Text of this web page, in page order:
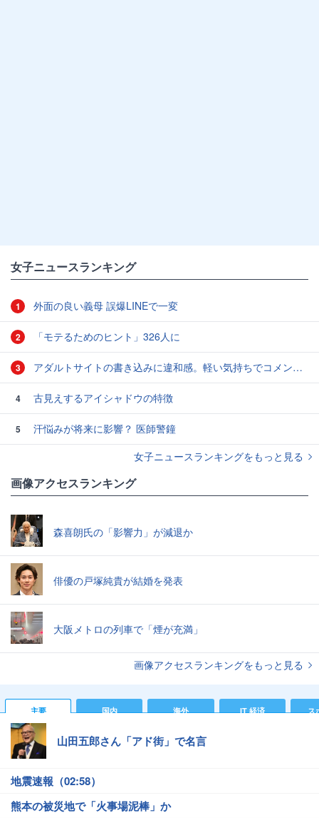
女子ニュースランキング
1 外面の良い義母 誤爆LINEで一変
2 「モテるためのヒント」326人に
3 アダルトサイトの書き込みに違和感。軽い気持ちでコメントしてみると…／近畿地方のある場所について（1）
4 古見えするアイシャドウの特徴
5
汗悩みが将来に影響？ 医師警鐘
女子ニュースランキングをもっと見る
画像アクセスランキング
森喜朗氏の「影響力」が減退か
俳優の戸塚純貴が結婚を発表
大阪メトロの列車で「煙が充満」
画像アクセスランキングをもっと見る
主要 国内 海外 IT 経済 ス
山田五郎さん「アド街」で名言
地震速報（02:58）
熊本の被災地で「火事場泥棒」か